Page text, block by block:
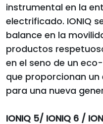
instrumental en la
electrificado. IONIQ
balance en la
productos
en el seno de un
que proporcionan
para una nueva
IONIQ 5/ IONIQ 6 /